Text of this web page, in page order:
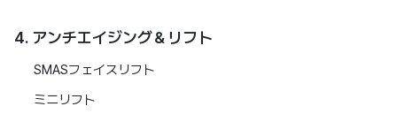
4. アンチエイジング＆リフト
SMASフェイスリフト
ミニリフト